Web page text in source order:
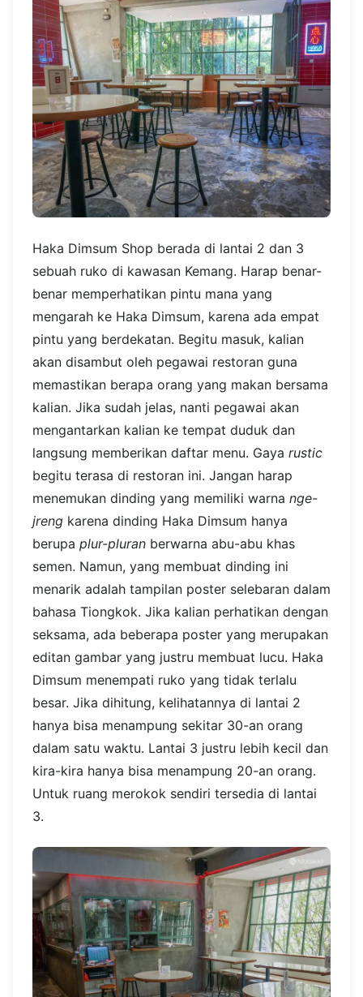
Haka Dimsum Shop berada di lantai 2 dan 3
sebuah ruko di kawasan Kemang. Harap benar-
benar memperhatikan pintu mana yang
mengarah ke Haka Dimsum, karena ada empat
pintu yang berdekatan. Begitu masuk, kalian
akan disambut oleh pegawai restoran guna
memastikan berapa orang yang makan bersama
kalian. Jika sudah jelas, nanti pegawai akan
mengantarkan kalian ke tempat duduk dan
langsung memberikan daftar menu. Gaya rustic
begitu terasa di restoran ini. Jangan harap
menemukan dinding yang memiliki warna nge-
jreng karena dinding Haka Dimsum hanya
berupa plur-pluran berwarna abu-abu khas
semen. Namun, yang membuat dinding ini
menarik adalah tampilan poster selebaran dalam
bahasa Tiongkok. Jika kalian perhatikan dengan
seksama, ada beberapa poster yang merupakan
editan gambar yang justru membuat lucu. Haka
Dimsum menempati ruko yang tidak terlalu
besar. Jika dihitung, kelihatannya di lantai 2
hanya bisa menampung sekitar 30-an orang
dalam satu waktu. Lantai 3 justru lebih kecil dan
kira-kira hanya bisa menampung 20-an orang.
Untuk ruang merokok sendiri tersedia di lantai
3.